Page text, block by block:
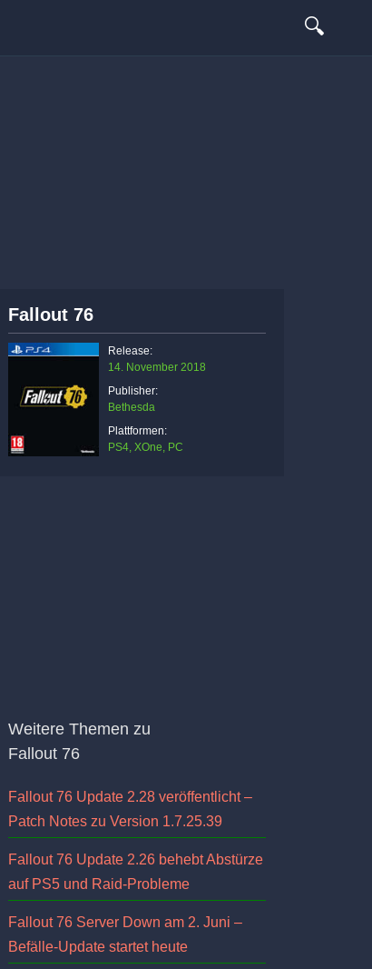
🔍
Fallout 76
Release:
14. November 2018
Publisher:
Bethesda
Plattformen:
PS4, XOne, PC
Weitere Themen zu
Fallout 76
Fallout 76 Update 2.28 veröffentlicht –
Patch Notes zu Version 1.7.25.39
Fallout 76 Update 2.26 behebt Abstürze
auf PS5 und Raid-Probleme
Fallout 76 Server Down am 2. Juni –
Befälle-Update startet heute